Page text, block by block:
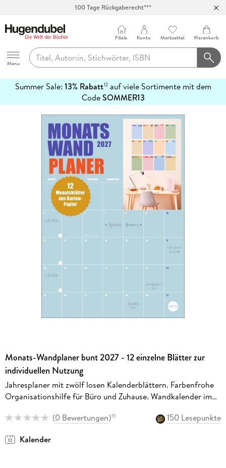
100 Tage Rückgaberecht***
Hugendubel
Menu
Filiale Konto Merkzettel Warenkorb
Summer Sale: 13% Rabatt12auf viele Sortimente mit dem
CodeSOMMER13
erfahren
Monats-Wandplaner bunt 2027 - 12 einzelne Blätter zur
individuellen Nutzung
Jahresplaner mit zwölf losen Kalenderblättern. Farbenfrohe
Organisationshilfe für Büro und Zuhause. Wandkalender im
(0 Bewertungen)15
150 Lesepunkte
Kalender